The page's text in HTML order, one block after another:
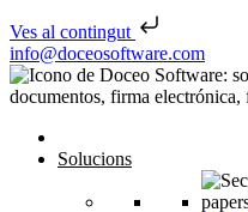
Ves al contingut
Skip to content
info@doceosoftware.com
Solucions